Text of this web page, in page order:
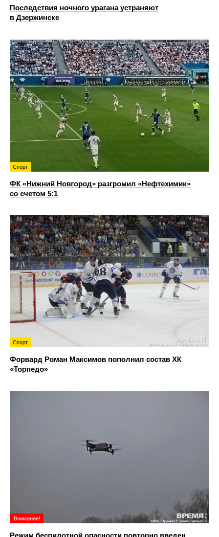
Последствия ночного урагана устраняют
в Дзержинске
Спорт
ФК «Нижний Новгород» разгромил «Нефтехимик»
со счетом 5:1
Спорт
Форвард Роман Максимов пополнил состав ХК
«Торпедо»
Внимание!
Режим беспилотной опасности повторно введен